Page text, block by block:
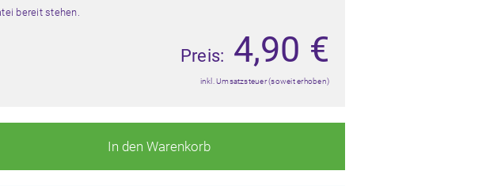
bereit stehen.
Preis: 4,90 €
inkl. Umsatzsteuer (soweit erhoben)
In den Warenkorb